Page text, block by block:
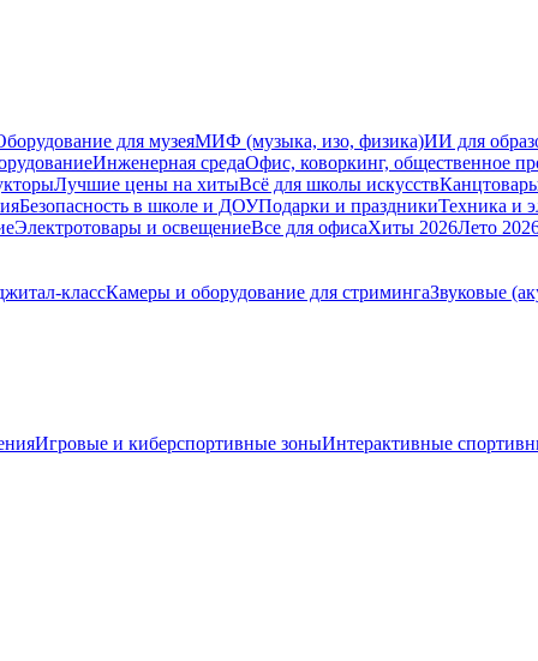
для музеяМИФ (музыка, изо, физика)ИИ для
Инженерная средаОфис, коворкинг, общественное
Лучшие цены на хитыВсё для школы искусств
Безопасность в школе и ДОУПодарки и праздникиТехника и
Электротовары и освещениеВсе для офисаХиты 2026Лето
классКамеры и оборудование для стримингаЗвуковые
Игровые и киберспортивные зоныИнтерактивные